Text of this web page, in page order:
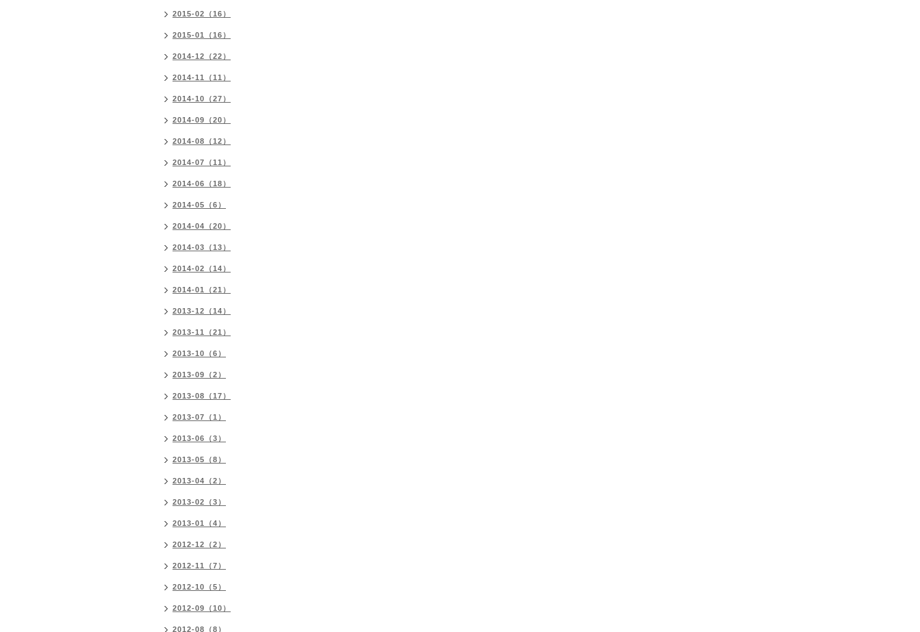
2015-02（16）
2015-01（16）
2014-12（22）
2014-11（11）
2014-10（27）
2014-09（20）
2014-08（12）
2014-07（11）
2014-06（18）
2014-05（6）
2014-04（20）
2014-03（13）
2014-02（14）
2014-01（21）
2013-12（14）
2013-11（21）
2013-10（6）
2013-09（2）
2013-08（17）
2013-07（1）
2013-06（3）
2013-05（8）
2013-04（2）
2013-02（3）
2013-01（4）
2012-12（2）
2012-11（7）
2012-10（5）
2012-09（10）
2012-08（8）